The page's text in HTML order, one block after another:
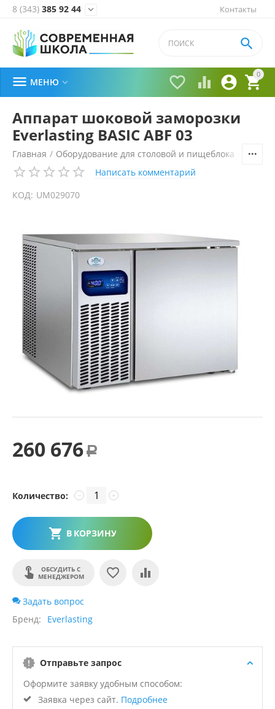
Контакты
8 (343) 385 92 44 
0


 

 МЕНЮ 
Аппарат шоковой заморозки
Everlasting BASIC ABF 03
Главная / Оборудование для столовой и пищеблока
Написать комментарий
КОД: UM029070
260 676 Р
Количество: +
−
В КОРЗИНУ
ОБСУДИТЬ С
МЕНЕДЖЕРОМ
Задать вопрос
Бренд
Everlasting
Отправьте запрос
Оформите заявку удобным способом:
Заявка через сайт. Подробнее